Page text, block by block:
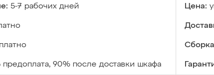
5-7 рабочих дней Цена:
предоплата, 90% после доставки шкафа